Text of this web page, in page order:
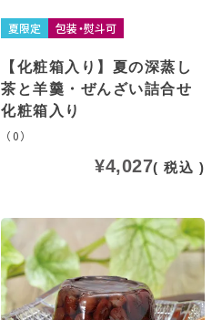
夏限定 包装・熨斗可
【化粧箱入り】夏の深蒸し
茶と羊羹・ぜんざい詰合せ
化粧箱入り
（0）
¥4,027 税込